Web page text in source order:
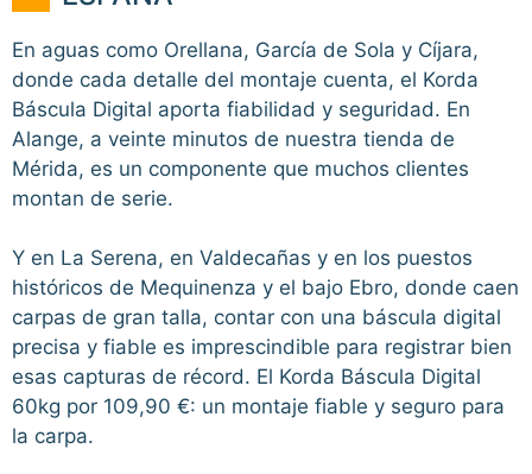
En aguas como Orellana, García de Sola y Cíjara,
donde cada detalle del montaje cuenta, el Korda
Báscula Digital aporta fiabilidad y seguridad. En
Alange, a veinte minutos de nuestra tienda de
Mérida, es un componente que muchos clientes
montan de serie.
Y en La Serena, en Valdecañas y en los puestos
históricos de Mequinenza y el bajo Ebro, donde caen
carpas de gran talla, contar con una báscula digital
precisa y fiable es imprescindible para registrar bien
esas capturas de récord. El Korda Báscula Digital
60kg por 109,90 €: un montaje fiable y seguro para
la carpa.